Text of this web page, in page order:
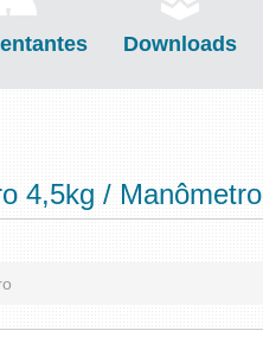
Downloads
4,5kg / Manômetro